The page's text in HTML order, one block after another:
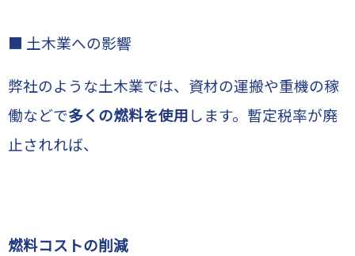
■ 土木業への影響
弊社のような土木業では、資材の運搬や重機の稼
働などで多くの燃料を使用します。暫定税率が廃
止されれば、
燃料コストの削減